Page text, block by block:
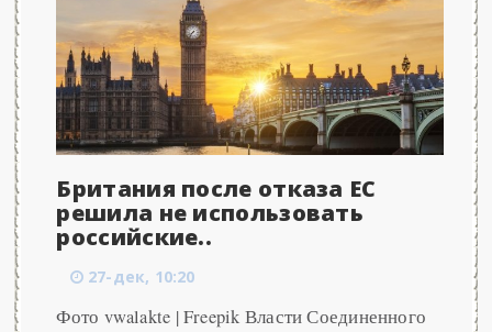
Британия после отказа ЕС
решила не использовать
российские..
27-дек, 10:20
Фото vwalakte | Freepik Власти Соединенного